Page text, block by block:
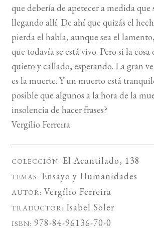
que debería de apetecer a medida que
llegando allí. De ahí que quizás el
pierda el habla, aunque sea el
que todavía se está vivo. Pero si la
quieto y callado, esperando. La gran
es la muerte. Y un muerto está
posible que algunos a la hora de la
insolencia de hacer frases?
Vergílio Ferreira
COLECCIÓN: El Acantilado, 138
TEMAS: Ensayo y Humanidades
AUTOR: Vergílio Ferreira
TRADUCTOR: Isabel Soler
ISBN: 978-84-96136-70-0